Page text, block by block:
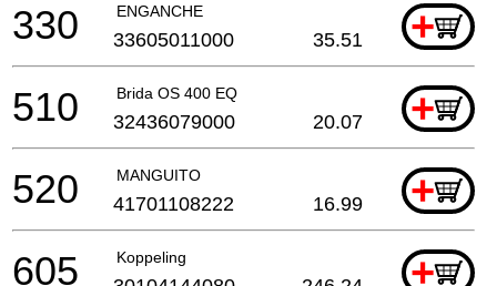
ENGANCHE +
330 33605011000 35.51
Brida OS 400 EQ +
510 32436079000 20.07
MANGUITO +
520 41701108222 16.99
Koppeling +
605